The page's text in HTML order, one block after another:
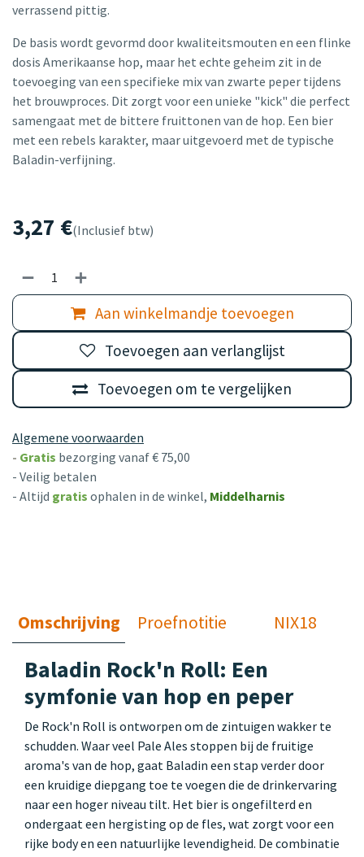
verrassend pittig.
De basis wordt gevormd door kwaliteitsmouten en een flinke
dosis Amerikaanse hop, maar het echte geheim zit in de
toevoeging van een specifieke mix van zwarte peper tijdens
het brouwproces. Dit zorgt voor een unieke "kick" die perfect
samengaat met de bittere fruittonen van de hop. Een bier
met een rebels karakter, maar uitgevoerd met de typische
Baladin-verfijning.
3,27 €(Inclusief btw)
Aan winkelmandje toevoegen
Toevoegen om te vergelijken
Toevoegen aan verlanglijst
Algemene voorwaarden
- Gratis bezorging vanaf € 75,00
- Veilig betalen
- Altijd gratis ophalen in de winkel, Middelharnis
Omschrijving Proefnotitie NIX18
Baladin Rock'n Roll: Een
symfonie van hop en peper
De Rock'n Roll is ontworpen om de zintuigen wakker te
schudden. Waar veel Pale Ales stoppen bij de fruitige
aroma's van de hop, gaat Baladin een stap verder door
een kruidige diepgang toe te voegen die de drinkervaring
naar een hoger niveau tilt. Het bier is ongefilterd en
ondergaat een hergisting op de fles, wat zorgt voor een
rijke body en een natuurlijke levendigheid. De combinatie